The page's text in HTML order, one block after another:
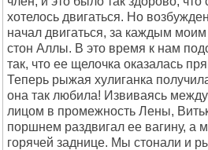
хотелось двигаться. Hо
начал двигаться, за каждым
стон Аллы. В это время к нам
так, что ее щелочка оказалась
Теперь рыжая хулиганка
она так любила! Извиваясь
лицом в промежность Лены,
поршнем раздвигал ее вагину, а
горячей заднице. Мы стонали и